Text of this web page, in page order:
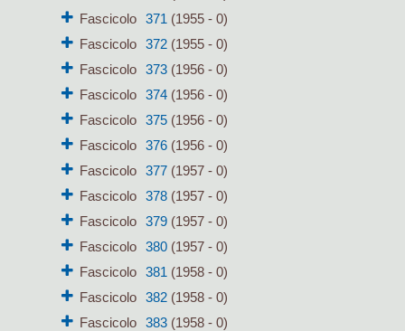
Fascicolo
371 (1955 - 0)
Fascicolo
372(1955 - 0)
Fascicolo
373(1956 - 0)
Fascicolo
374(1956 - 0)
Fascicolo
375(1956 - 0)
Fascicolo
376(1956 - 0)
Fascicolo
377(1957 - 0)
Fascicolo
378(1957 - 0)
Fascicolo
379(1957 - 0)
Fascicolo
380(1957 - 0)
Fascicolo
381 (1958 - 0)
Fascicolo
382(1958 - 0)
Fascicolo
383(1958 - 0)